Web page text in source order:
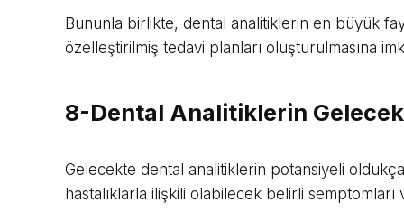
Bununla birlikte, dental analitiklerin en büyük
özelleştirilmiş tedavi planları oluşturulmasına
8-Dental Analitiklerin
Gelecekte dental analitiklerin potansiyeli
hastalıklarla ilişkili olabilecek belirli